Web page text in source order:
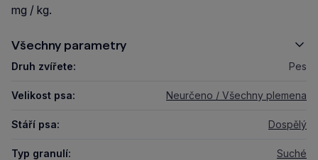
mg / kg.
Všechny parametry
Druh zvířete: Pes
Velikost psa: Neurčeno / Všechny plemena
Stáří psa: Dospělý
Typ granulí: Suché